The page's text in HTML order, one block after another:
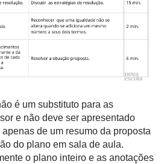
é um substituto para as
e não deve ser apresentado
de um resumo da proposta
do plano em sala de aula.
o plano inteiro e as anotações